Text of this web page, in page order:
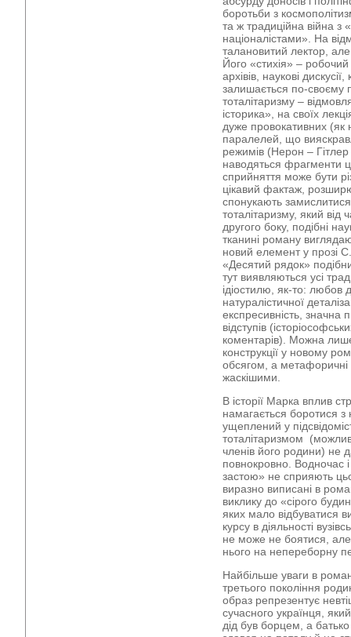
боротьби з
та ж традиційна війна з
націоналістами». На
талановитий лектор,
Його «стихія» – робочий
архівів, наукові
залишається по-своєму
тоталітаризму –
історика», на своїх
дуже провокативних (як
паралелей, що
режимів (Нерон –
наводяться фрагменти
сприйняття може бути
цікавий фактаж,
спонукають
тоталітаризму, який від
другого боку, подібні
тканині роману
новий елемент у прозі
«Десятий рядок»
тут виявляються усі
ідіостилю, як-то:
натуралістичної
експресивність, значна
відступів
коментарів). Можна
конструкції у новому
обсягом, а
жаскішими.
В історії Марка вплив
намагається боротися з
ущеплений у
тоталітаризмом
членів його родини) не
повнокровно. Водночас
застою» не сприяють
виразно виписані в
виклику до «сірого
яких мало відбуватися
курсу в діяльності
не може не боятися,
нього на непереборну
Найбільше уваги в
третього покоління
образ репрезентує
сучасного українця,
дід був борцем, а